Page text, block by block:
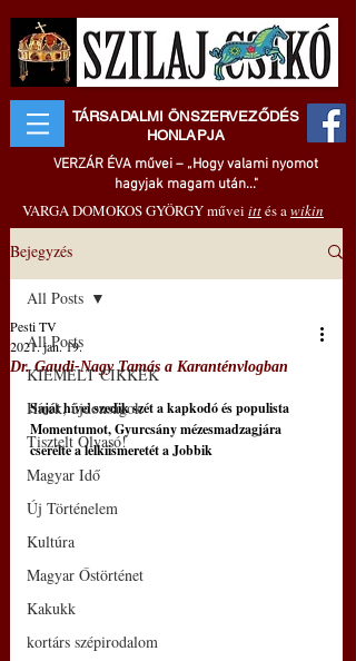
TÁRSADALMI ÖNSZERVEZŐDÉS
HONLAPJA
VERZÁR ÉVA művei – „Hogy valami nyomot
hagyjak magam után..."
VARGA DOMOKOS GYÖRGY művei ittés awikin
Bejegyzés
All Posts
KIEMELT CIKKEK
Hírek, újdonságok
Tisztelt Olvasó!
Magyar Idő
Új Történelem
Kultúra
Magyar Őstörténet
Kakukk
kortárs szépirodalom
All Posts
Dr. Gaudi-Nagy Tamás a Karanténvlogban
Pesti TV
2021. jan. 19.
Saját hívei szedik szét a kapkodó és populista
Momentumot, Gyurcsány mézesmadzagjára
cserélte a lelkiismeretét a Jobbik